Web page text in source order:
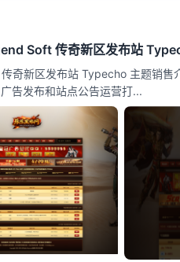
Soft 传奇新区发布站
奇新区发布站 Typecho 主题销售
告发布和站点公告运营打...